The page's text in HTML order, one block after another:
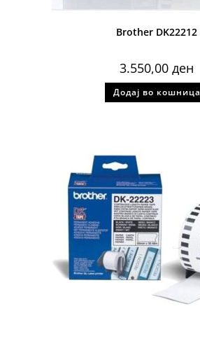
Brother DK22212
3.550,00 ден
Додај во кошница